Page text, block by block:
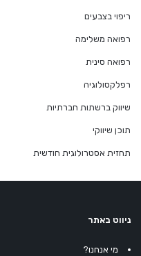
ריפוי בצבעים
רפואה משלימה
רפואה סינית
רפלקסולוגיה
שיווק ברשתות חברתיות
תוכן שיווקי
תחזית אסטרולוגית חודשית
ניווט באתר
מי אנחנו?